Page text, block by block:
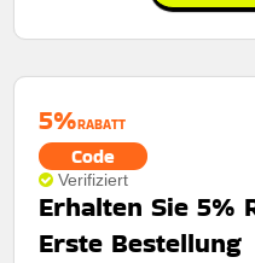
5%RABATT
Code
Verifiziert
Erhalten Sie 5%
Erste Bestellung